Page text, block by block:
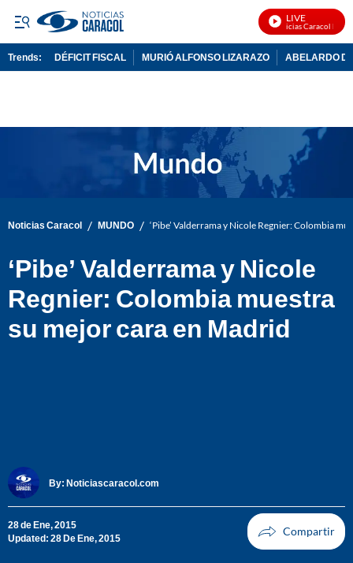
LIVE
Noticias Caracol En
Trends: DÉFICIT FISCAL MURIÓ ALFONSO LIZARAZO ABELARDO
Noticias Caracol / MUNDO / ‘Pibe’ Valderrama y Nicole Regnier: Colombia
‘Pibe’ Valderrama y Nicole
Regnier: Colombia muestra
su mejor cara en Madrid
By: Noticiascaracol.com
28 de Ene, 2015
Updated: 28 De Ene, 2015